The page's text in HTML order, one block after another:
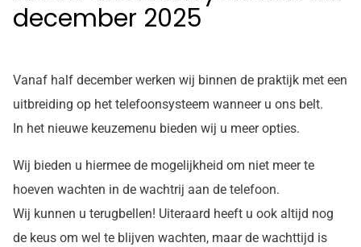
december 2025
Vanaf half december werken wij binnen de praktijk met een
uitbreiding op het telefoonsysteem wanneer u ons belt.
In het nieuwe keuzemenu bieden wij u meer opties.
Wij bieden u hiermee de mogelijkheid om niet meer te
hoeven wachten in de wachtrij aan de telefoon.
Wij kunnen u terugbellen! Uiteraard heeft u ook altijd nog
de keus om wel te blijven wachten, maar de wachttijd is